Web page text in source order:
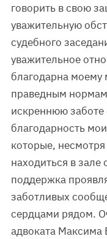
говорить в свою
уважительную
судебного
уважительное
благодарна моему
праведным
искреннюю
благодарность
которые,
находиться в
поддержка
заботливых
сердцами рядом.
адвоката Максима